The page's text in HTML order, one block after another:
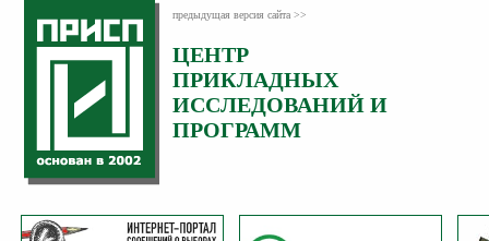
предыдущая версия сайта >>
ЦЕНТР
ПРИКЛАДНЫХ
ИССЛЕДОВАНИЙ И
ПРОГРАММ
Категория:
Комментарии